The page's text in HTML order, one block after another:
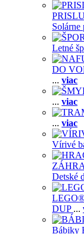
Solárne
Letné
DO
... viac
... viac
... viac
Vírivé
Detské
DUP ...
Bábiky